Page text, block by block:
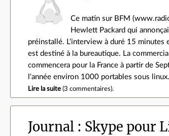
Ce matin sur BFM
Hewlett Packard qui
préinstallé. L'interview à duré 15
est destiné à la bureautique. La
commencera pour la France à partir de
l'année environ 1000 portables sous
Lire la suite (3 commentaires).
Journal Skype pour